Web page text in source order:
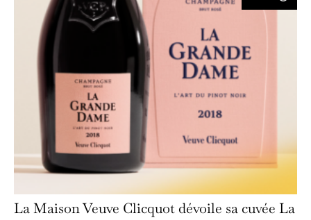
La Maison Veuve Clicquot dévoile sa cuvée La